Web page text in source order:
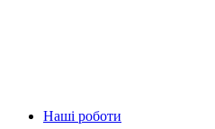
Наші роботи